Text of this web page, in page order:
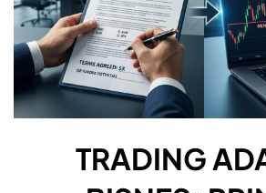
TRADING